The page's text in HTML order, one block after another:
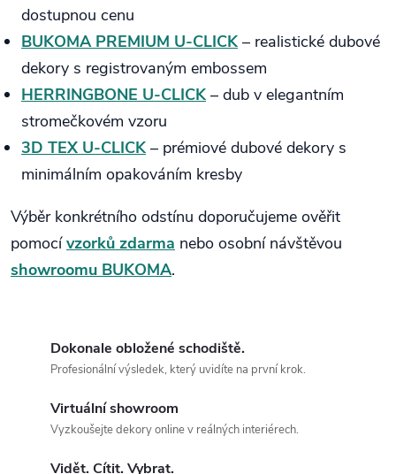
dostupnou cenu
BUKOMA PREMIUM U-CLICK – realistické dubové
dekory s registrovaným embossem
HERRINGBONE U-CLICK – dub v elegantním
stromečkovém vzoru
3D TEX U-CLICK – prémiové dubové dekory s
minimálním opakováním kresby
Výběr konkrétního odstínu doporučujeme ověřit
pomocívzorků zdarma nebo osobní návštěvou
showroomu BUKOMA.
Dokonale obložené schodiště.
Profesionální výsledek, který uvidíte na první krok.
Virtuální showroom
Vyzkoušejte dekory online v reálných interiérech.
Vidět. Cítit. Vybrat.